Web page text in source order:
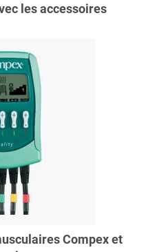
les accessoires
Compex et